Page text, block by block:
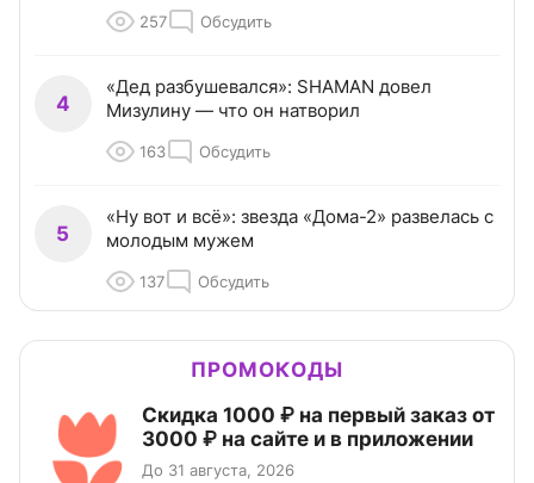
257 Обсудить
4
«Дед разбушевался»: SHAMAN довел
Мизулину — что он натворил
163 Обсудить
5
«Ну вот и всё»: звезда «Дома-2» развелась с
молодым мужем
137 Обсудить
ПРОМОКОДЫ
Скидка 1000 ₽ на первый заказ от
3000 ₽ на сайте и в приложении
До 31 августа, 2026